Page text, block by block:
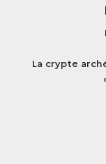
La crypte